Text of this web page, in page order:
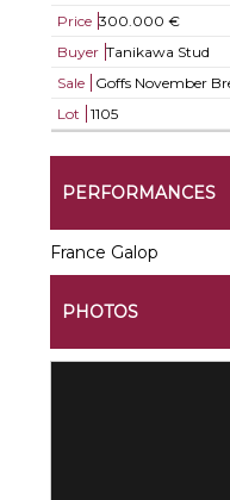
Price 300.000 €
Buyer Tanikawa Stud
Sale
Goffs November
Lot
1105
PERFORMANCES
France Galop
PHOTOS